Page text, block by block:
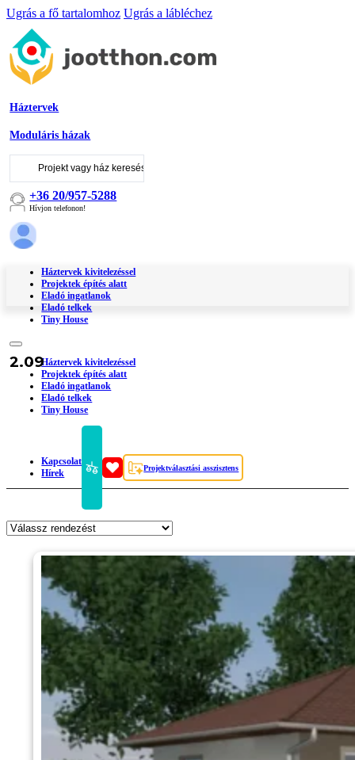
Ugrás a fő tartalomhoz Ugrás a lábléchez
Háztervek
Moduláris házak
+36 20/957-5288
Hívjon telefonon!
Háztervek kivitelezéssel
Projektek építés alatt
Eladó ingatlanok
Eladó telkek
Tiny House
Háztervek kivitelezéssel
Projektek építés alatt
Eladó ingatlanok
Eladó telkek
Tiny House
Kapcsolat
Hírek
Projektválasztási asszisztens
2.09